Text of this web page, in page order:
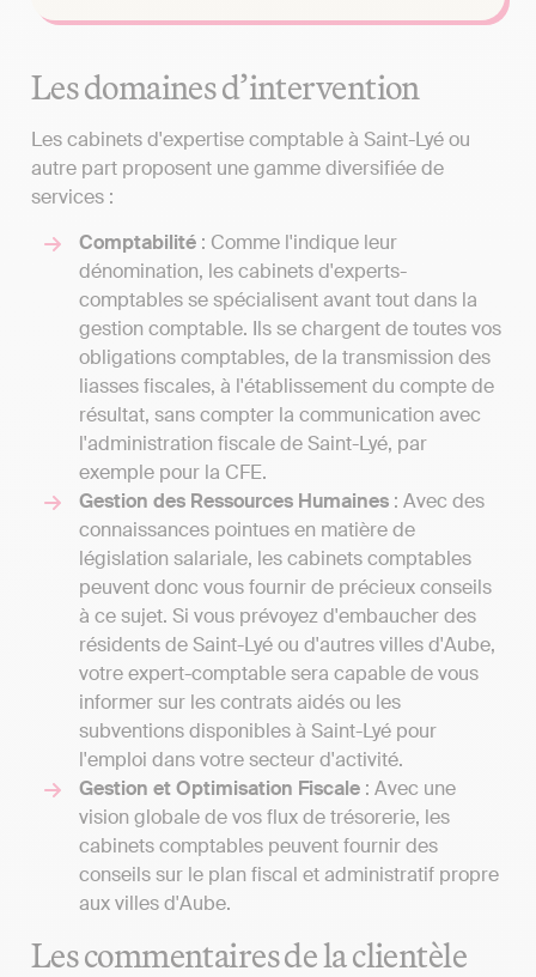
Les domaines d’intervention
Les cabinets d'expertise comptable à Saint-Lyé ou
autre part proposent une gamme diversifiée de
services :
Comptabilité : Comme l'indique leur
dénomination, les cabinets d'experts-
comptables se spécialisent avant tout dans la
gestion comptable. Ils se chargent de toutes vos
obligations comptables, de la transmission des
liasses fiscales, à l'établissement du compte de
résultat, sans compter la communication avec
l'administration fiscale de Saint-Lyé, par
exemple pour la CFE.
Gestion des Ressources Humaines : Avec des
connaissances pointues en matière de
législation salariale, les cabinets comptables
peuvent donc vous fournir de précieux conseils
à ce sujet. Si vous prévoyez d'embaucher des
résidents de Saint-Lyé ou d'autres villes d'Aube,
votre expert-comptable sera capable de vous
informer sur les contrats aidés ou les
subventions disponibles à Saint-Lyé pour
l'emploi dans votre secteur d'activité.
Gestion et Optimisation Fiscale : Avec une
vision globale de vos flux de trésorerie, les
cabinets comptables peuvent fournir des
conseils sur le plan fiscal et administratif propre
aux villes d'Aube.
Les commentaires de la clientèle